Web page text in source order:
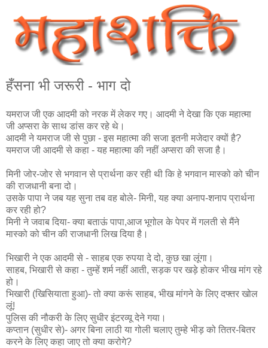
हँसना भी जरूरी - भाग दो
यमराज जी एक आदमी को नरक में लेकर गए। आदमी ने देखा कि एक महात्मा
जी अप्सरा के साथ डांस कर रहे थे।
आदमी ने यमराज जी से पुछा - इस महात्मा की सजा इतनी मजेदार क्यों है?
यमराज जी आदमी से कहा - यह महात्मा की नहीं अप्सरा की सजा है।
मिनी जोर-जोर से भगवान से प्रार्थना कर रही थी कि हे भगवान मास्को को चीन
की राजधानी बना दो।
उसके पापा ने जब यह सुना तब वह बोले- मिनी, यह क्या अनाप-शनाप प्रार्थना
कर रही हो?
मिनी ने जवाब दिया- क्या बताऊं पापा,आज भूगोल के पेपर में गलती से मैंने
मास्को को चीन की राजधानी लिख दिया है।
भिखारी ने एक आदमी से - साहब एक रुपया दे दो, कुछ खा लूंगा।
साहब, भिखारी से कहा - तुम्हें शर्म नहीं आती, सड़क पर खड़े होकर भीख मांग रहे
हो।
भिखारी (खिसियाता हुआ)- तो क्या करूं साहब, भीख मांगने के लिए दफ्तर खोल
लूं!
पुलिस की नौकरी के लिए सुधीर इंटरव्यू देने गया।
कप्तान (सुधीर से)- अगर बिना लाठी या गोली चलाए तुम्हे भीड़ को तितर-बितर
करने के लिए कहा जाए तो क्या करोगे?